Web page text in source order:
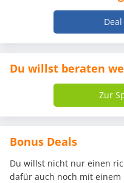
Du willst beraten
Zur
Bonus Deals
Du willst nicht nur einen
dafür auch noch mit einem